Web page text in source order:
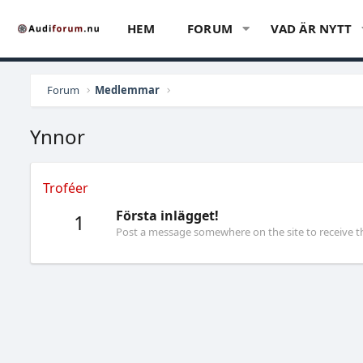
HEM FORUM VAD ÄR NYTT
Forum Medlemmar
Ynnor
Troféer
1 Första inlägget!
Post a message somewhere on the site to receive